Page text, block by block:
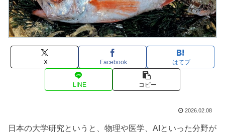
X Facebook はてブ
LINE コピー
2026.02.08
日本の大学研究というと、物理や医学、AIといった分野が